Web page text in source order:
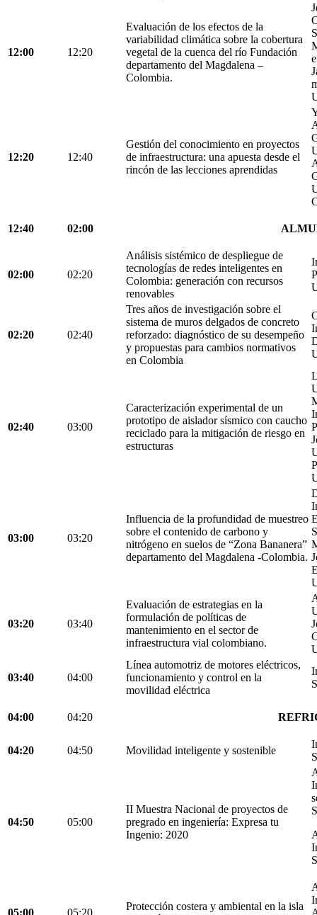
12:00 12:20
Evaluación de los efectos de la
variabilidad climática sobre la cobertura
vegetal de la cuenca del río Fundación
departamento del Magdalena –
Colombia.
12:20 12:40
Gestión del conocimiento en proyectos
de infraestructura: una apuesta desde el
rincón de las lecciones aprendidas
12:40 02:00
02:00 02:20
Análisis sistémico de despliegue de
tecnologías de redes inteligentes en
Colombia: generación con recursos
renovables
02:20 02:40
Tres años de investigación sobre el
sistema de muros delgados de concreto
reforzado: diagnóstico de su desempeño
y propuestas para cambios normativos
en Colombia
02:40 03:00
Caracterización experimental de un
prototipo de aislador sísmico con caucho
reciclado para la mitigación de riesgo en
estructuras
03:00 03:20
Influencia de la profundidad de muestreo
sobre el contenido de carbono y
nitrógeno en suelos de “Zona Bananera”
departamento del Magdalena -Colombia.
03:20 03:40
Evaluación de estrategias en la
formulación de políticas de
mantenimiento en el sector de
infraestructura vial colombiano.
03:40 04:00
Línea automotriz de motores eléctricos,
funcionamiento y control en la
movilidad eléctrica
04:00 04:20
04:20 04:50 Movilidad inteligente y sostenible
04:50 05:00
II Muestra Nacional de proyectos de
pregrado en ingeniería: Expresa tu
Ingenio: 2020
05:00 05:20
Protección costera y ambiental en la isla